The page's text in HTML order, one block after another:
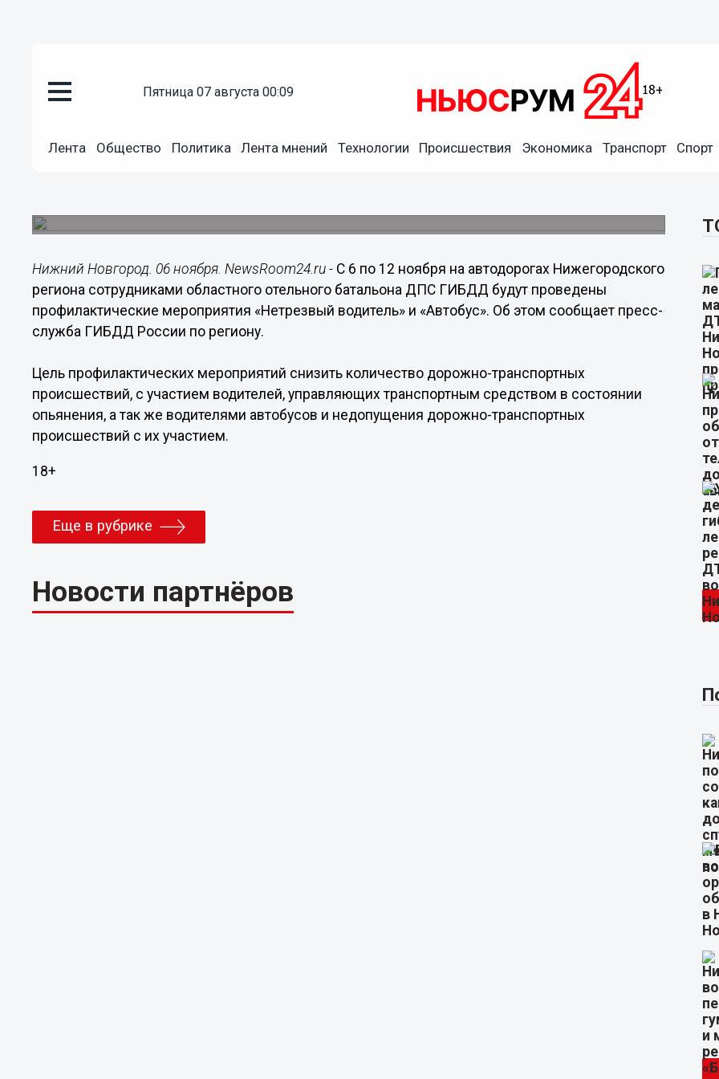
пятница 07 августа 00:09
Лента Общество Политика Лента мнений Технологии Происшествия Экономика Транспорт Спорт
Операции "Нетрезвый водитель" и "Автобус" пройдут в
Нижний Новгород. 06 ноября. NewsRoom24.ru - С 6 по 12 ноября на автодорогах Нижегородского
региона сотрудниками областного отельного батальона ДПС ГИБДД будут проведены
профилактические мероприятия «Нетрезвый водитель» и «Автобус». Об этом сообщает пресс-
служба ГИБДД России по региону.
Цель профилактических мероприятий снизить количество дорожно-транспортных
происшествий, с участием водителей, управляющих транспортным средством в состоянии
опьянения, а так же водителями автобусов и недопущения дорожно-транспортных
происшествий с их участием.
18+
Еще в рубрике
Новости партнёров